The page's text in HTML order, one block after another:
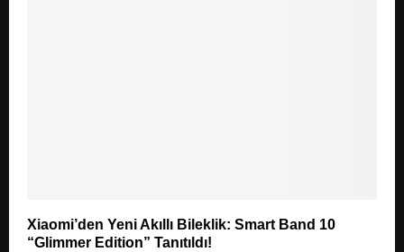
Xiaomi’den Yeni Akıllı Bileklik: Smart Band 10
“Glimmer Edition” Tanıtıldı!